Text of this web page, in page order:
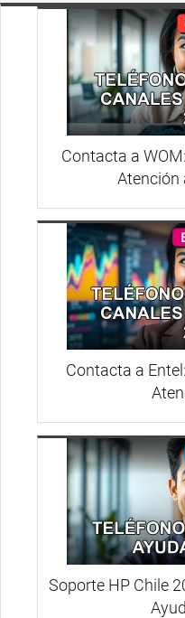
Contacta a
Atención
Contacta a
Soporte HP Chile